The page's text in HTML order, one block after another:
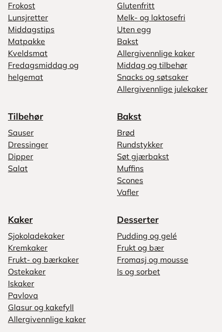
Frokost
Lunsjretter
Middagstips
Matpakke
Kveldsmat
Fredagsmiddag og
helgemat
Glutenfritt
Melk- og laktosefri
Uten egg
Bakst
Allergivennlige kaker
Middag og tilbehør
Snacks og søtsaker
Allergivennlige julekaker
Tilbehør
Sauser
Dressinger
Dipper
Salat
Bakst
Brød
Rundstykker
Søt gjærbakst
Muffins
Scones
Vafler
Kaker
Sjokoladekaker
Kremkaker
Frukt- og bærkaker
Ostekaker
Iskaker
Pavlova
Glasur og kakefyll
Allergivennlige kaker
Desserter
Pudding og gelé
Frukt og bær
Fromasj og mousse
Is og sorbet